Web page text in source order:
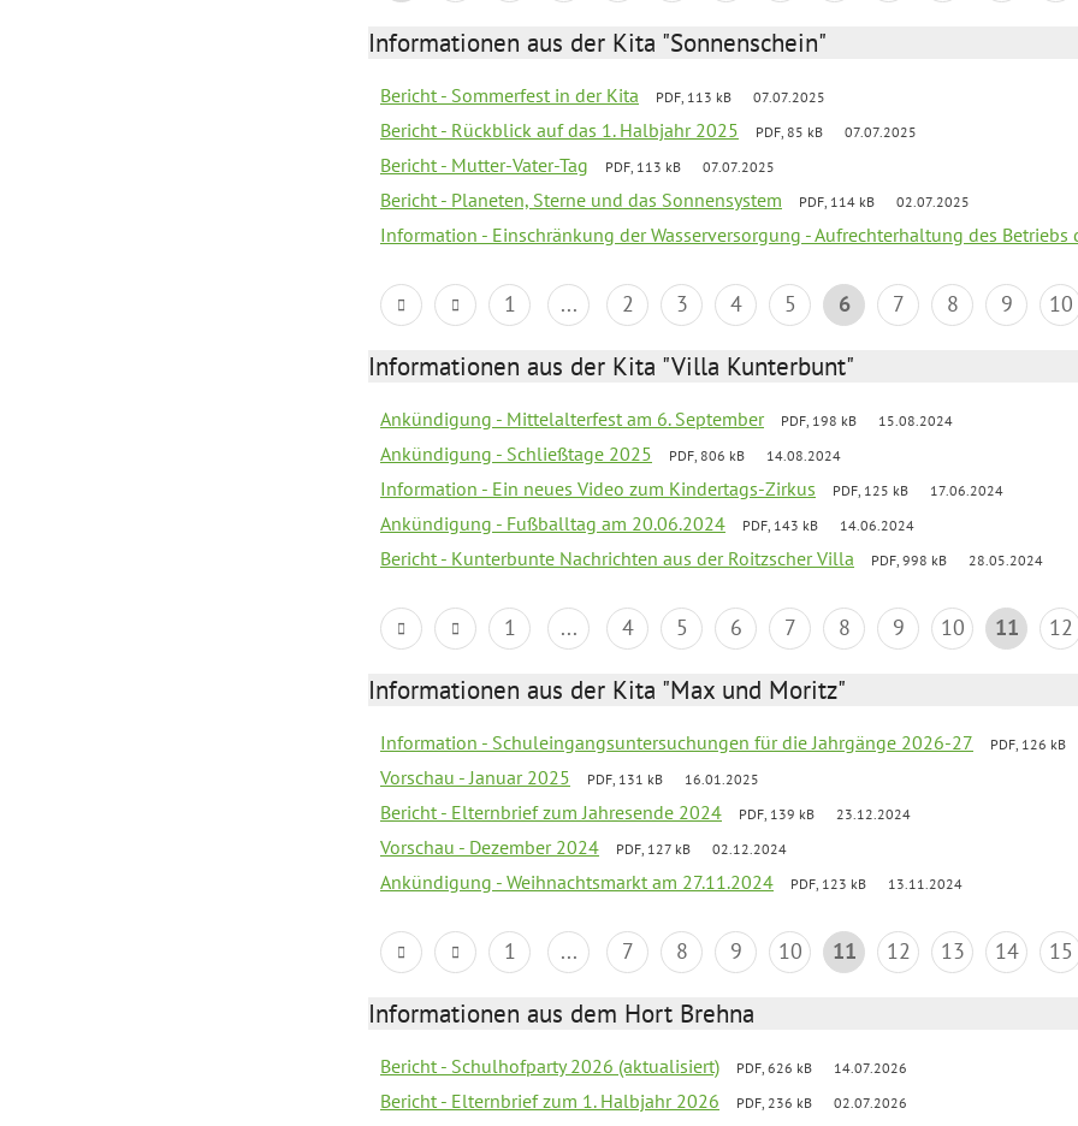
Informationen aus der Kita "Sonnenschein"
Bericht - Sommerfest in der Kita PDF, 113 kB 07.07.2025
Bericht - Rückblick auf das 1. Halbjahr 2025 PDF, 85 kB 07.07.2025
Bericht - Mutter-Vater-Tag PDF, 113 kB 07.07.2025
Bericht - Planeten, Sterne und das Sonnensystem PDF, 114 kB 02.07.2025
Information - Einschränkung der Wasserversorgung - Aufrechterhaltung des Betriebs
1 ... 2 3 4 5 6 7 8 9 10
Informationen aus der Kita "Villa Kunterbunt"
Ankündigung - Mittelalterfest am 6. September PDF, 198 kB 15.08.2024
Ankündigung - Schließtage 2025 PDF, 806 kB 14.08.2024
Information - Ein neues Video zum Kindertags-Zirkus PDF, 125 kB 17.06.2024
Ankündigung - Fußballtag am 20.06.2024 PDF, 143 kB 14.06.2024
Bericht - Kunterbunte Nachrichten aus der Roitzscher Villa PDF, 998 kB 28.05.2024
1 ... 4 5 6 7 8 9 10 11 12
Informationen aus der Kita "Max und Moritz"
Information - Schuleingangsuntersuchungen für die Jahrgänge 2026-27 PDF, 126 kB
Vorschau - Januar 2025 PDF, 131 kB 16.01.2025
Bericht - Elternbrief zum Jahresende 2024 PDF, 139 kB 23.12.2024
Vorschau - Dezember 2024 PDF, 127 kB 02.12.2024
Ankündigung - Weihnachtsmarkt am 27.11.2024 PDF, 123 kB 13.11.2024
1 ... 7 8 9 10 11 12 13 14 15
Informationen aus dem Hort Brehna
Bericht - Schulhofparty 2026 (aktualisiert) PDF, 626 kB 14.07.2026
Bericht - Elternbrief zum 1. Halbjahr 2026 PDF, 236 kB 02.07.2026